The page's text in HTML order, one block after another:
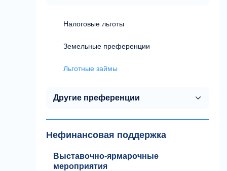
Налоговые льготы
Земельные преференции
Льготные займы
Другие преференции
Нефинансовая поддержка
Выставочно-ярмарочные
мероприятия